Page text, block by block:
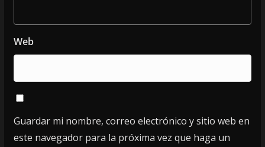
Web
Guardar mi nombre, correo electrónico y sitio web en
este navegador para la próxima vez que haga un